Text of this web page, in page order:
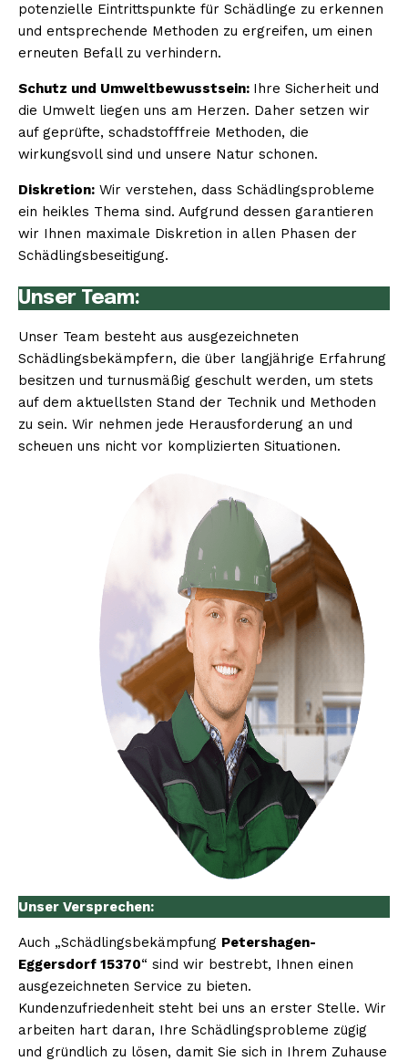
potenzielle Eintrittspunkte für Schädlinge zu erkennen
und entsprechende Methoden zu ergreifen, um einen
erneuten Befall zu verhindern.
Schutz und Umweltbewusstsein: Ihre Sicherheit und
die Umwelt liegen uns am Herzen. Daher setzen wir
auf geprüfte, schadstofffreie Methoden, die
wirkungsvoll sind und unsere Natur schonen.
Diskretion: Wir verstehen, dass Schädlingsprobleme
ein heikles Thema sind. Aufgrund dessen garantieren
wir Ihnen maximale Diskretion in allen Phasen der
Schädlingsbeseitigung.
Unser Team:
Unser Team besteht aus ausgezeichneten
Schädlingsbekämpfern, die über langjährige Erfahrung
besitzen und turnusmäßig geschult werden, um stets
auf dem aktuellsten Stand der Technik und Methoden
zu sein. Wir nehmen jede Herausforderung an und
scheuen uns nicht vor komplizierten Situationen.
Unser Versprechen:
Auch „Schädlingsbekämpfung Petershagen-
Eggersdorf 15370“ sind wir bestrebt, Ihnen einen
ausgezeichneten Service zu bieten.
Kundenzufriedenheit steht bei uns an erster Stelle. Wir
arbeiten hart daran, Ihre Schädlingsprobleme zügig
und gründlich zu lösen, damit Sie sich in Ihrem Zuhause